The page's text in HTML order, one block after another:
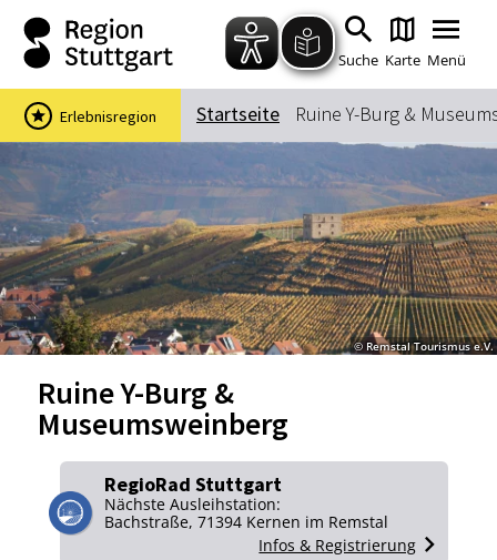
Zum Hauptinhalt springen
Zur Suche springen
Zur Hauptnavigation
Zum Footer springen
Suche Karte Menü
Suchbegriff
Das könnte Sie interessieren
Stadtführungen
Events & Tickets
Ausflugsziele
Erlebnisse
Wein
Radfahren
Wandern
Startseite Ruine Y-Burg &
Erlebnisregion
© Remstal Tourismus e.V.
Ruine Y-Burg &
Museumsweinberg
RegioRad Stuttgart
Nächste Ausleihstation:
Bachstraße, 71394 Kernen im Remstal
Infos & Registrierung